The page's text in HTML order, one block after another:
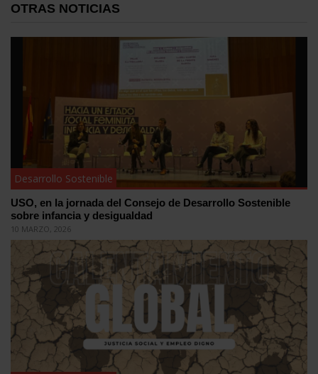
OTRAS NOTICIAS
Desarrollo Sostenible
USO, en la jornada del Consejo de Desarrollo Sostenible
sobre infancia y desigualdad
10 MARZO, 2026